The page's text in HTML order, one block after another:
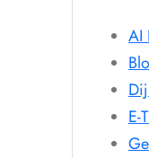
AI
E-